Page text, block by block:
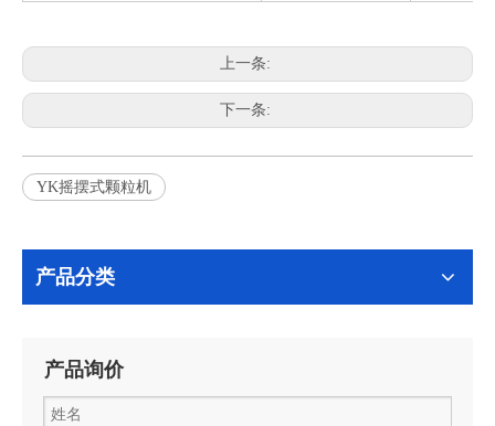
上一条:
下一条:
YK摇摆式颗粒机
产品分类
产品询价